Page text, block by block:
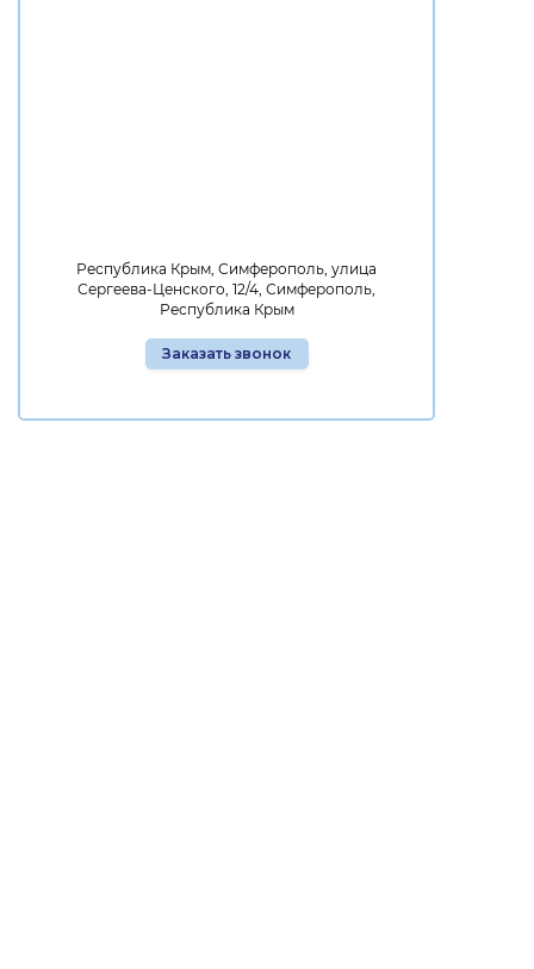
Республика Крым, Симферополь, улица
Сергеева-Ценского, 12/4, Симферополь,
Республика Крым
Заказать звонок